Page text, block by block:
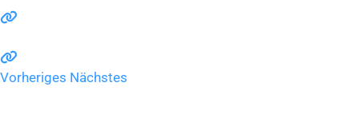
Vorheriges Nächstes